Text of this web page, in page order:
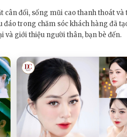
cân đối, sống mũi cao thanh thoát và
trong chăm sóc khách hàng đã
và giới thiệu người thân, bạn bè đến.